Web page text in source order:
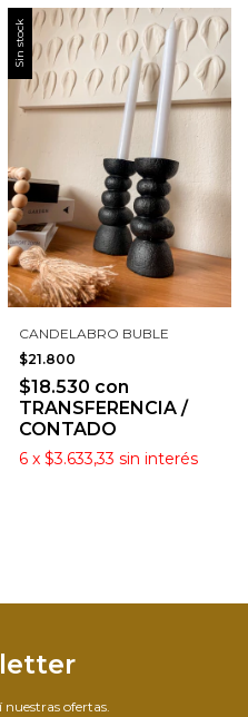
Sin stock
CANDELABRO BUBLE
$21.800
$18.530 con
TRANSFERENCIA /
CONTADO
6 x $3.633,33 sin interés
ofertas.